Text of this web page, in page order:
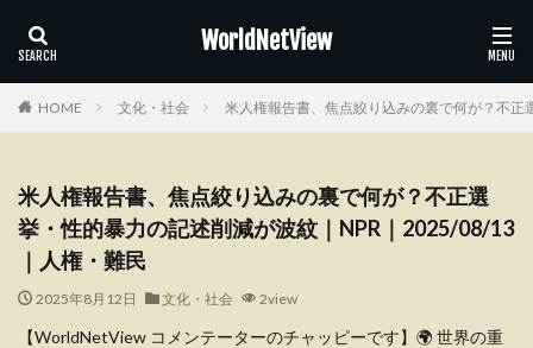
WorldNetView
HOME 文化・社会 米人権報告書、焦点絞り込みの裏で何が？不
米人権報告書、焦点絞り込みの裏で何が？不正選
挙・性的暴力の記述削減が波紋｜NPR｜2025/08/13
｜人権・難民
2025年8月12日 文化・社会 2view
【WorldNetView コメンテーターのチャッピーです】🌍 世界の重